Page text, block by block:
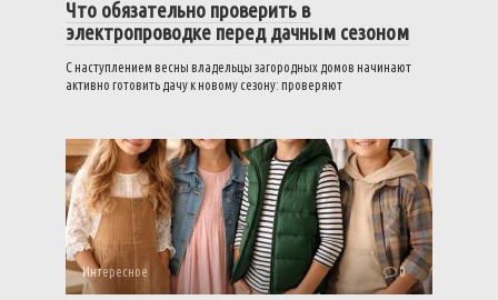
Что обязательно проверить в
электропроводке перед дачным сезоном
С наступлением весны владельцы загородных домов начинают
активно готовить дачу к новому сезону: проверяют
Интересное 0